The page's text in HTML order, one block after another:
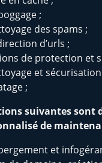
;
des spams ;
d’urls ;
de protection et
et
;
suivantes sont
de
et